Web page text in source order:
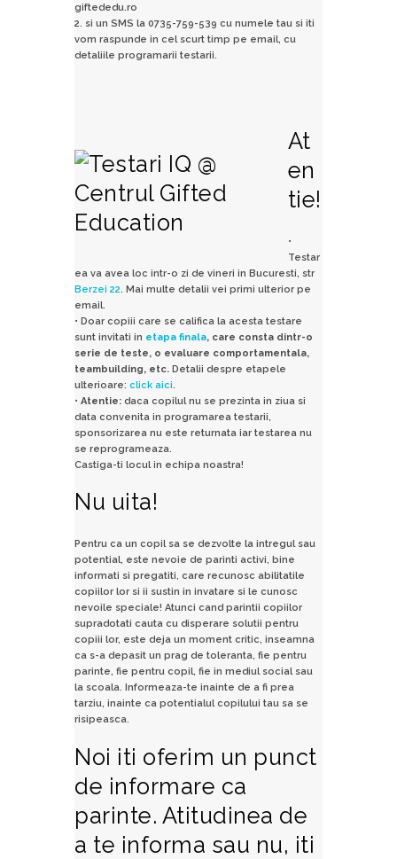
giftededu.ro
2. si un SMS la 0735-759-539 cu numele tau si iti
vom raspunde in cel scurt timp pe email, cu
detaliile programarii testarii.
At
en
tie!
•
Testar
ea va avea loc intr-o zi de vineri in Bucuresti, str
Berzei 22 . Mai multe detalii vei primi ulterior pe
email.
• Doar copiii care se califica la acesta testare
sunt invitati in etapa finala, care consta dintr-o
serie de teste, o evaluare comportamentala,
teambuilding, etc. Detalii despre etapele
ulterioare: click aici
• Atentie: daca copilul nu se prezinta in ziua si
data convenita in programarea testarii,
sponsorizarea nu este returnata iar testarea nu
se reprogrameaza.
Castiga-ti locul in echipa noastra!
Nu uita!
Pentru ca un copil sa se dezvolte la intregul sau
potential, este nevoie de parinti activi, bine
informati si pregatiti, care recunosc abilitatile
copiilor lor si ii sustin in invatare si le cunosc
nevoile speciale! Atunci cand parintii copiilor
supradotati cauta cu disperare solutii pentru
copiii lor, este deja un moment critic, inseamna
ca s-a depasit un prag de toleranta, fie pentru
parinte, fie pentru copil, fie in mediul social sau
la scoala. Informeaza-te inainte de a fi prea
tarziu, inainte ca potentialul copilului tau sa se
risipeasca.
Noi iti oferim un punct
de informare ca
parinte. Atitudinea de
a te informa sau nu, iti